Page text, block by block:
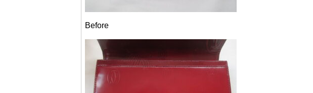
Before